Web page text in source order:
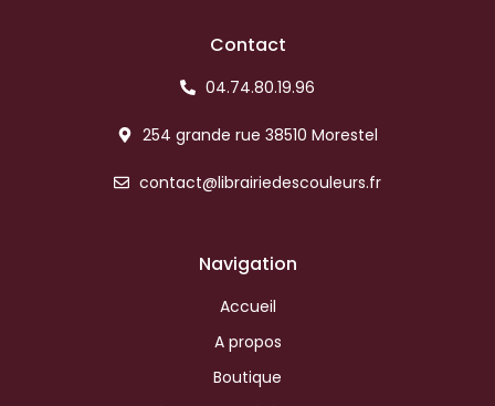
Contact
04.74.80.19.96
254 grande rue 38510 Morestel
contact@librairiedescouleurs.fr
Navigation
Accueil
A propos
Boutique